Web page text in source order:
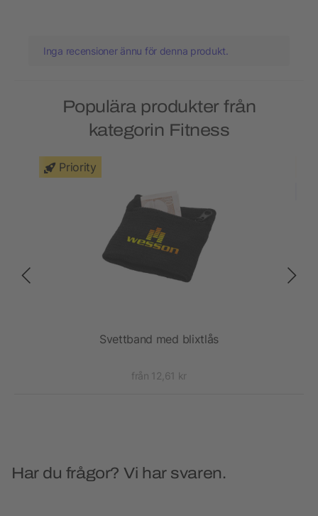
Inga recensioner ännu för denna produkt.
Populära produkter från
kategorin Fitness
Priority
Svettband med blixtlås
från 12,61 kr
Har du frågor? Vi har svaren.